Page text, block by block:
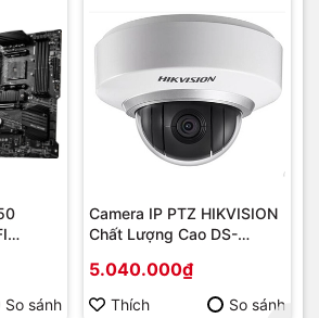
So sánh
Camera IP PTZ HIKVISION
Chất Lượng Cao DS-
5.040.000₫
Thích So sánh